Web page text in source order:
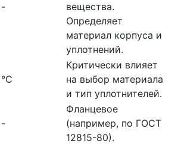
-
вещества.
Определяет
материал корпуса и
уплотнений.
°C
Критически влияет
на выбор материала
и тип уплотнителей.
-
Фланцевое
(например, по ГОСТ
12815-80).